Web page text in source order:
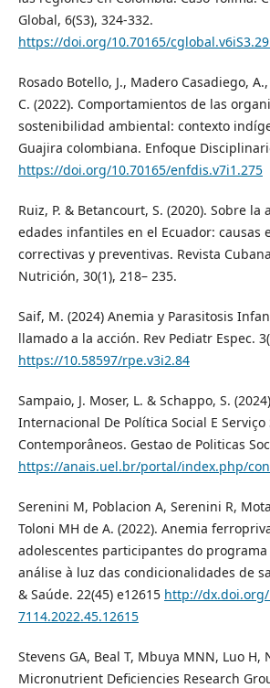
Global, 6(S3), 324-332.
https://doi.org/10.70165/
Rosado Botello, J., Madero Casadiego,
C. (2022). Comportamientos de las
sostenibilidad ambiental: contexto
Guajira colombiana. Enfoque
https://doi.org/10.70165/enfdis.v7i1.275
Ruiz, P. & Betancourt, S. (2020). Sobre la
edades infantiles en el Ecuador: causas
correctivas y preventivas. Revista
Nutrición, 30(1), 218– 235.
Saif, M. (2024) Anemia y Parasitosis
llamado a la acción. Rev Pediatr Espec.
https://10.58597/rpe.v3i2.84
Sampaio, J. Moser, L. & Schappo, S.
Internacional De Política Social E Serviço
Contemporâneos. Gestao de Politicas
https://anais.uel.br/portal/index.php/
Serenini M, Poblacion A, Serenini R,
Toloni MH de A. (2022). Anemia
adolescentes participantes do
análise à luz das condicionalidades de
& Saúde. 22(45) e12615 http://dx.doi.org/
7114.2022.45.12615
Stevens GA, Beal T, Mbuya MNN, Luo H,
Micronutrient Deficiencies Research